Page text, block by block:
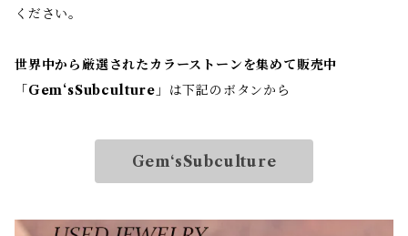
ください。
世界中から厳選されたカラーストーンを集めて販売中
「 Gem‘sSubculture 」は下記のボタンから
Gem‘sSubculture